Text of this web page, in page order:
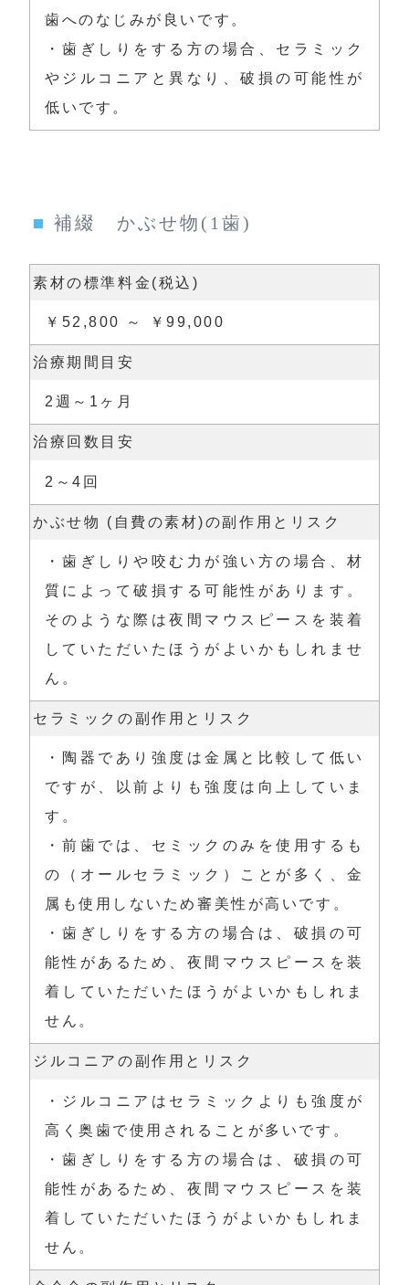
歯へのなじみが良いです。
・歯ぎしりをする方の場合、セラミック
やジルコニアと異なり、破損の可能性が
低いです。
補綴 かぶせ物(1歯)
素材の標準料金(税込)
￥52,800 ～ ￥99,000
治療期間目安
2週～1ヶ月
治療回数目安
2～4回
かぶせ物 (自費の素材)の副作用とリスク
・歯ぎしりや咬む力が強い方の場合、材
質によって破損する可能性があります。
そのような際は夜間マウスピースを装着
していただいたほうがよいかもしれませ
ん。
セラミックの副作用とリスク
・陶器であり強度は金属と比較して低い
ですが、以前よりも強度は向上していま
す。
・前歯では、セミックのみを使用するも
の（オールセラミック）ことが多く、金
属も使用しないため審美性が高いです。
・歯ぎしりをする方の場合は、破損の可
能性があるため、夜間マウスピースを装
着していただいたほうがよいかもしれま
せん。
ジルコニアの副作用とリスク
・ジルコニアはセラミックよりも強度が
高く奥歯で使用されることが多いです。
・歯ぎしりをする方の場合は、破損の可
能性があるため、夜間マウスピースを装
着していただいたほうがよいかもしれま
せん。